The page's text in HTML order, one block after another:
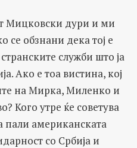
Мицковски дури и ми
се обзнани дека тој е
служби што ја
Ако е тоа вистина, кој
на Мирка, Миленко и
Кого утре ќе советува
пали американската
со Србија и